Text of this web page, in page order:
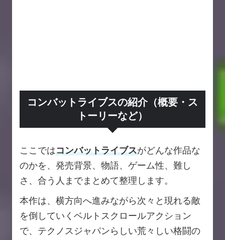
コンバットライブスの紹介（概要・ス
トーリーなど）
ここではコンバットライブスがどんな作品な
のかを、発売背景、物語、ゲーム性、難し
さ、合う人までまとめて整理します。
本作は、横方向へ進みながら次々と現れる敵
を倒していくベルトスクロールアクション
で、テクノスジャパンらしい荒々しい格闘の